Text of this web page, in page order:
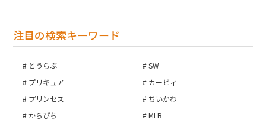
注目の検索キーワード
とうらぶ
SW
プリキュア
カービィ
プリンセス
ちいかわ
からぴち
MLB